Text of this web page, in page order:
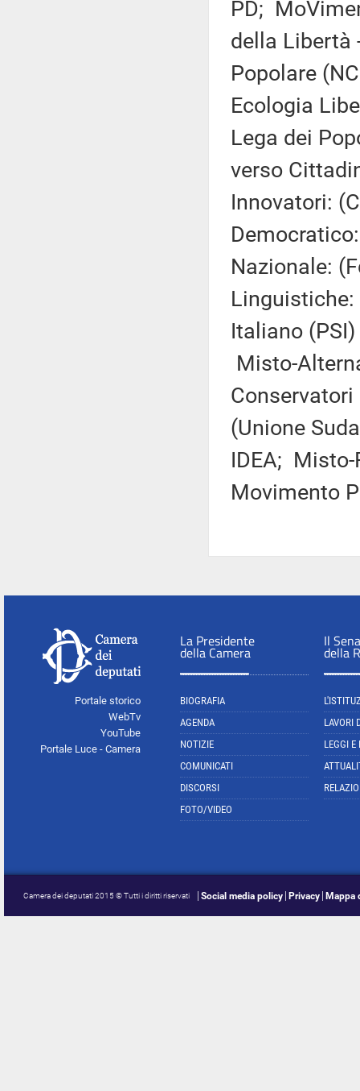
PD;
della Libertà
Popolare
Ecologia
Lega dei
verso
Innovatori:
Nazionale:
Italiano
Misto-
(Unione
IDEA; Misto-
Movimento
Portale storico
WebTv
YouTube
Portale Luce - Camera
La Presidente
della Camera
BIOGRAFIA
AGENDA
NOTIZIE
COMUNICATI
DISCORSI
FOTO/VIDEO
Il
della
LAVORI
LEGGI E
Camera dei deputati 2015 © Tutti i diritti riservati Social media policy Privacy Mappa